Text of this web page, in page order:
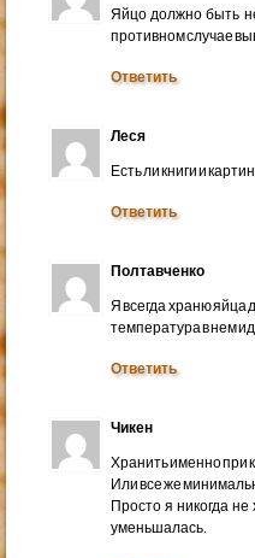
Яйцо должно быть
противном случае
Ответить
Леся
Есть ли книги и
Ответить
Полтавченко
Я всегда храню яйца
температура в нем
Ответить
Чикен
Хранить именно при
Или все же
Просто я никогда
уменьшалась.